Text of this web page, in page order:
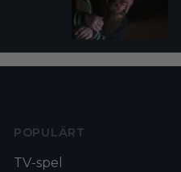
POPULÄRT
TV-spel